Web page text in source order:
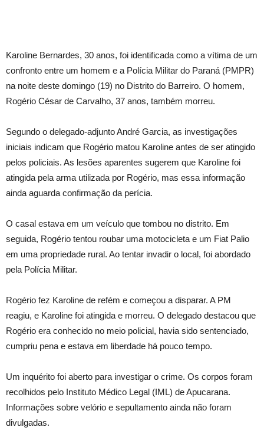
Karoline Bernardes, 30 anos, foi identificada como a vítima de um
confronto entre um homem e a Polícia Militar do Paraná (PMPR)
na noite deste domingo (19) no Distrito do Barreiro. O homem,
Rogério César de Carvalho, 37 anos, também morreu.
Segundo o delegado-adjunto André Garcia, as investigações
iniciais indicam que Rogério matou Karoline antes de ser atingido
pelos policiais. As lesões aparentes sugerem que Karoline foi
atingida pela arma utilizada por Rogério, mas essa informação
ainda aguarda confirmação da perícia.
O casal estava em um veículo que tombou no distrito. Em
seguida, Rogério tentou roubar uma motocicleta e um Fiat Palio
em uma propriedade rural. Ao tentar invadir o local, foi abordado
pela Polícia Militar.
Rogério fez Karoline de refém e começou a disparar. A PM
reagiu, e Karoline foi atingida e morreu. O delegado destacou que
Rogério era conhecido no meio policial, havia sido sentenciado,
cumpriu pena e estava em liberdade há pouco tempo.
Um inquérito foi aberto para investigar o crime. Os corpos foram
recolhidos pelo Instituto Médico Legal (IML) de Apucarana.
Informações sobre velório e sepultamento ainda não foram
divulgadas.